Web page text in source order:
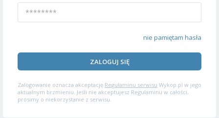
nie pamiętam hasła
ZALOGUJ SIĘ
Zalogowanie oznacza akceptację Regulaminu serwisu Wykop.pl w jego
aktualnym brzmieniu. Jeśli nie akceptujesz Regulaminu w całości,
prosimy o niekorzystanie z serwisu.